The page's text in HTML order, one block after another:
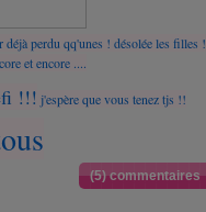
déjà perdu qq'unes ! désolée les filles !
et encore ....
!!! j'espère que vous tenez tjs !!
(5) commentaires